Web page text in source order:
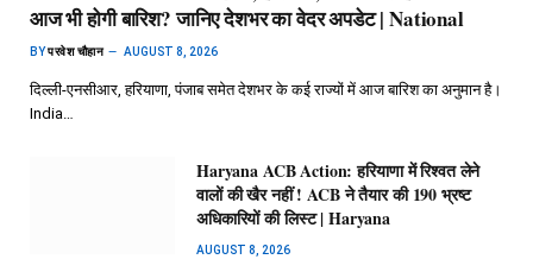
आज भी होगी बारिश? जानिए देशभर का वेदर अपडेट | National
BYपरवेश चौहान AUGUST 8, 2026
दिल्ली-एनसीआर, हरियाणा, पंजाब समेत देशभर के कई राज्यों में आज बारिश का अनुमान है।
India…
Haryana ACB Action: हरियाणा में रिश्वत लेने
वालों की खैर नहीं ! ACB ने तैयार की 190 भ्रष्ट
अधिकारियों की लिस्ट | Haryana
AUGUST 8, 2026